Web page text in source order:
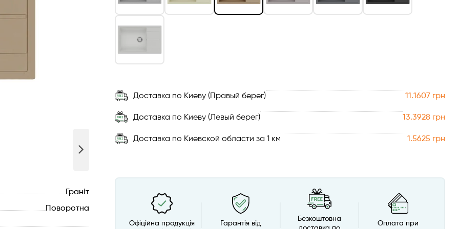
Граніт
Поворотна
Доставка по Киеву (Правый берег) 11.1607 грн
Доставка по Киеву (Левый берег) 13.3928 грн
Доставка по Киевской области за 1 км 1.5625 грн
Офіційна продукція
Гарантія від
Безкоштовна
Оплата при